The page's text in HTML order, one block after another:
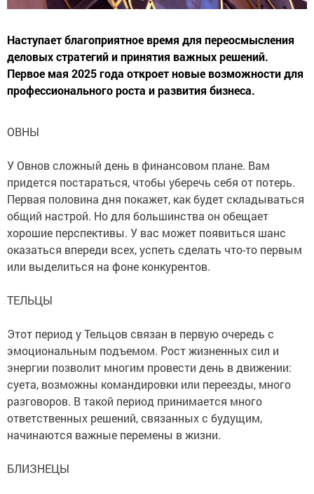
Наступает благоприятное время для переосмысления
деловых стратегий и принятия важных решений.
Первое мая 2025 года откроет новые возможности для
профессионального роста и развития бизнеса.
ОВНЫ
У Овнов сложный день в финансовом плане. Вам
придется постараться, чтобы уберечь себя от потерь.
Первая половина дня покажет, как будет складываться
общий настрой. Но для большинства он обещает
хорошие перспективы. У вас может появиться шанс
оказаться впереди всех, успеть сделать что-то первым
или выделиться на фоне конкурентов.
ТЕЛЬЦЫ
Этот период у Тельцов связан в первую очередь с
эмоциональным подъемом. Рост жизненных сил и
энергии позволит многим провести день в движении:
суета, возможны командировки или переезды, много
разговоров. В такой период принимается много
ответственных решений, связанных с будущим,
начинаются важные перемены в жизни.
БЛИЗНЕЦЫ